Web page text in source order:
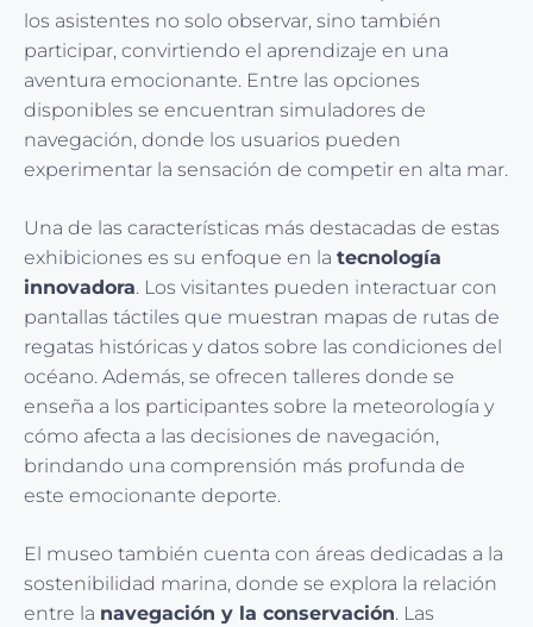
los asistentes no solo observar, sino también
participar, convirtiendo el aprendizaje en una
aventura emocionante. Entre las opciones
disponibles se encuentran simuladores de
navegación, donde los usuarios pueden
experimentar la sensación de competir en alta mar.
Una de las características más destacadas de estas
exhibiciones es su enfoque en la tecnología
innovadora. Los visitantes pueden interactuar con
pantallas táctiles que muestran mapas de rutas de
regatas históricas y datos sobre las condiciones del
océano. Además, se ofrecen talleres donde se
enseña a los participantes sobre la meteorología y
cómo afecta a las decisiones de navegación,
brindando una comprensión más profunda de
este emocionante deporte.
El museo también cuenta con áreas dedicadas a la
sostenibilidad marina, donde se explora la relación
entre la navegación y la conservación. Las